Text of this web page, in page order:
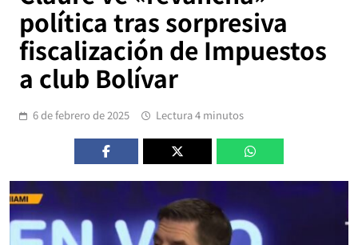
política tras sorpresiva
fiscalización de Impuestos
a club Bolívar
6 de febrero de 2025 Lectura 4 minutos